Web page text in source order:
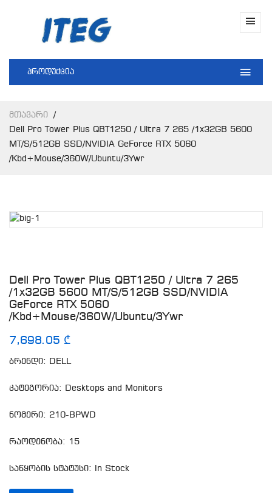
პროდუქცია
Მთავარი
Dell Pro Tower Plus QBT1250 / Ultra 7 265 /1x32GB 5600
MT/s/512GB SSD/NVIDIA GeForce RTX 5060
/kbd+mouse/360W/Ubuntu/3Ywr
Dell Pro Tower Plus QBT1250 / Ultra 7 265
/1x32GB 5600 MT/s/512GB SSD/NVIDIA
GeForce RTX 5060
/kbd+mouse/360W/Ubuntu/3Ywr
7,698.05 ₾
ბრენდი: DELL
კატეგორია: Desktops and Monitors
ნომერი: 210-BPWD
რაოდენობა: 15
საწყობის სტატუსი: In Stock